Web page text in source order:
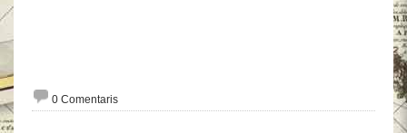
0 Comentaris